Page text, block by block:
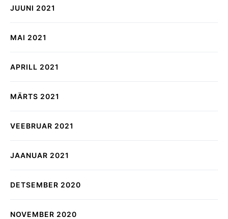
JUUNI 2021
MAI 2021
APRILL 2021
MÄRTS 2021
VEEBRUAR 2021
JAANUAR 2021
DETSEMBER 2020
NOVEMBER 2020